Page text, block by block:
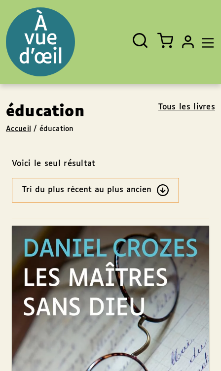
Fermer
Rechercher
un
livre,
un
auteur,
un
EAN
éducation Tous les livres
Accueil /éducation
Voici le seul résultat
Ordre